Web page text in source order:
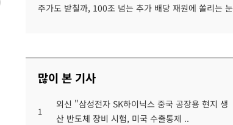
주가도 받칠까, 100조 넘는 추가 배당 재원에 쏠리는 눈
많이 본 기사
1
외신 "삼성전자 SK하이닉스 중국 공장용 현지 생
산 반도체 장비 시험, 미국 수출통제 ..